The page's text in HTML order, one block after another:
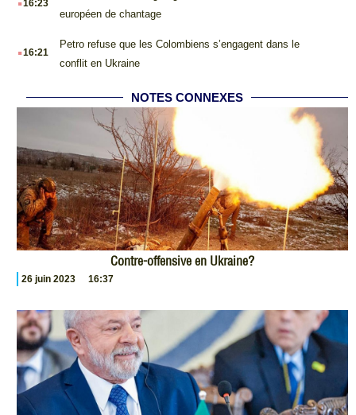
16:23
européen de chantage
.16:21
Petro refuse que les Colombiens s’engagent dans le
conflit en Ukraine
NOTES CONNEXES
Contre-offensive en Ukraine?
26 juin 2023 16:37